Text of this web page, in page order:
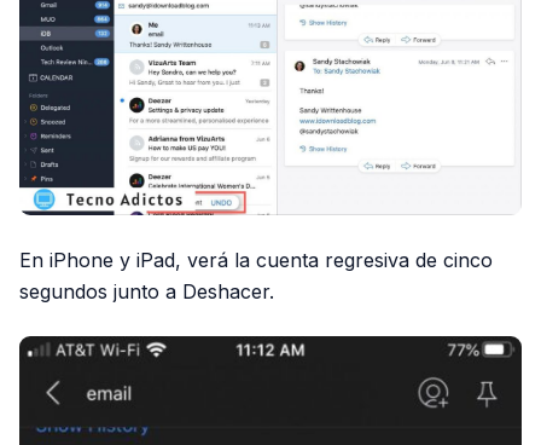
En iPhone y iPad, verá la cuenta regresiva de cinco
segundos junto a Deshacer.